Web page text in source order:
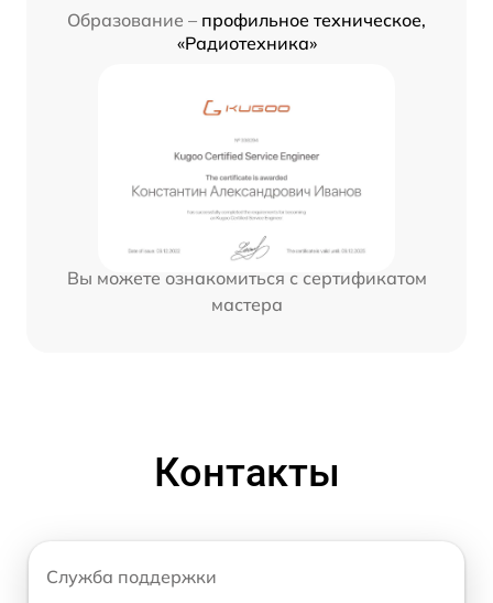
Образование – профильное техническое,
«Радиотехника»
Вы можете ознакомиться с сертификатом
мастера
Контакты
Служба поддержки